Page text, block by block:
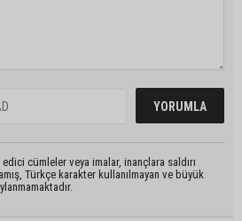
cümleler veya imalar, inançlara saldırı
Türkçe karakter kullanılmayan ve büyük